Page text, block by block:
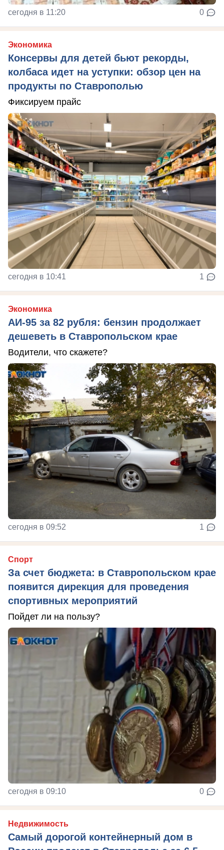
сегодня в 11:20 0
Экономика
Консервы для детей бьют рекорды,
колбаса идет на уступки: обзор цен на
продукты по Ставрополью
Фиксируем прайс
сегодня в 10:41 1
Экономика
АИ-95 за 82 рубля: бензин продолжает
дешеветь в Ставропольском крае
Водители, что скажете?
сегодня в 09:52 1
Спорт
За счет бюджета: в Ставропольском крае
появится дирекция для проведения
спортивных мероприятий
Пойдет ли на пользу?
сегодня в 09:10 0
Недвижимость
Самый дорогой контейнерный дом в